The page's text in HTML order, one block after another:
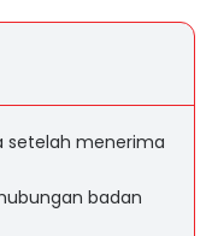
setelah menerima
badan